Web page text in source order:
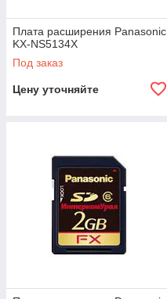
Плата расширения Panasonic
KX-NS5134X
Под заказ
Цену уточняйте